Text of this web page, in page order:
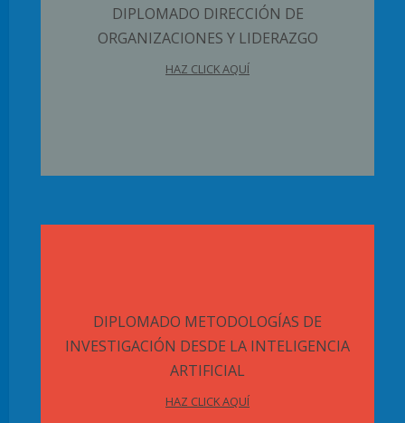
DIPLOMADO DIRECCIÓN DE
ORGANIZACIONES Y LIDERAZGO
HAZ CLICK AQUÍ
DIPLOMADO METODOLOGÍAS DE
INVESTIGACIÓN DESDE LA INTELIGENCIA
ARTIFICIAL
HAZ CLICK AQUÍ